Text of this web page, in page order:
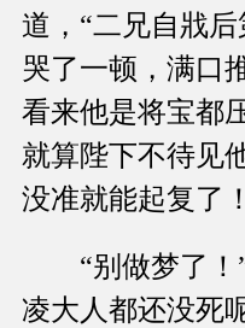
道，“二兄自戕
哭了一顿，满口
看来他是将宝都
就算陛下不待见
没准就能起复了
“别做梦了！”
凌大人都还没死